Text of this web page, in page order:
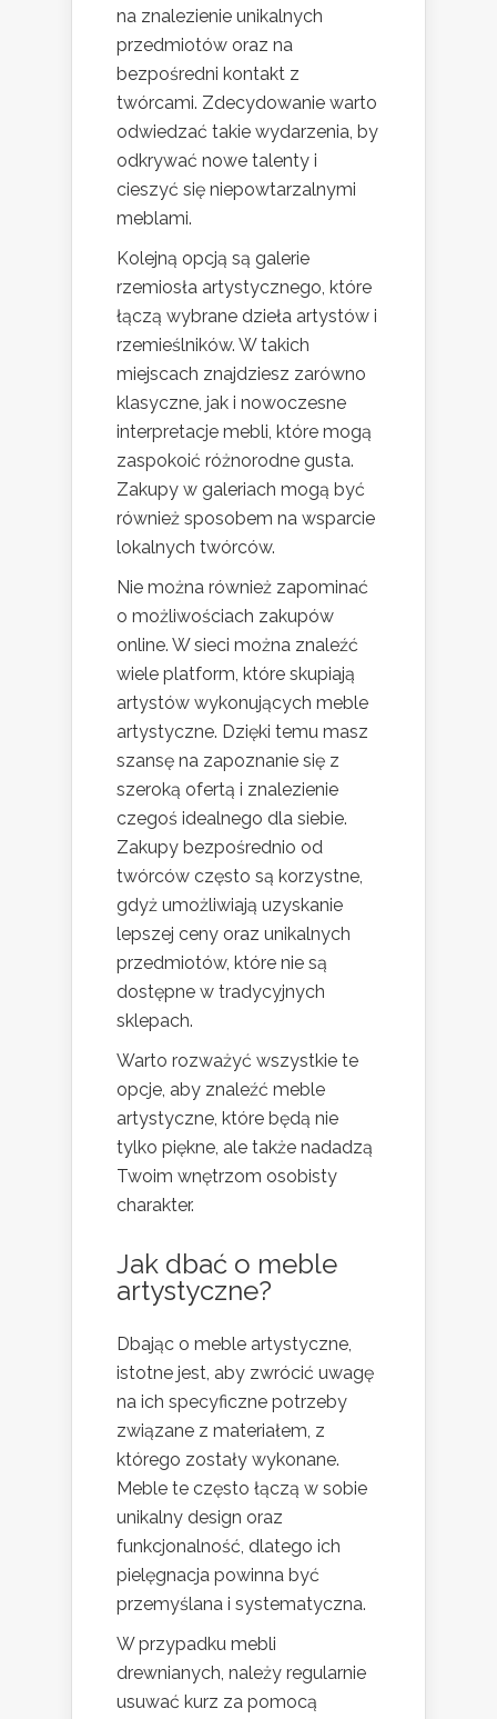
na znalezienie unikalnych
przedmiotów oraz na
bezpośredni kontakt z
twórcami. Zdecydowanie warto
odwiedzać takie wydarzenia, by
odkrywać nowe talenty i
cieszyć się niepowtarzalnymi
meblami.
Kolejną opcją są galerie
rzemiosła artystycznego, które
łączą wybrane dzieła artystów i
rzemieślników. W takich
miejscach znajdziesz zarówno
klasyczne, jak i nowoczesne
interpretacje mebli, które mogą
zaspokoić różnorodne gusta.
Zakupy w galeriach mogą być
również sposobem na wsparcie
lokalnych twórców.
Nie można również zapominać
o możliwościach zakupów
online. W sieci można znaleźć
wiele platform, które skupiają
artystów wykonujących meble
artystyczne. Dzięki temu masz
szansę na zapoznanie się z
szeroką ofertą i znalezienie
czegoś idealnego dla siebie.
Zakupy bezpośrednio od
twórców często są korzystne,
gdyż umożliwiają uzyskanie
lepszej ceny oraz unikalnych
przedmiotów, które nie są
dostępne w tradycyjnych
sklepach.
Warto rozważyć wszystkie te
opcje, aby znaleźć meble
artystyczne, które będą nie
tylko piękne, ale także nadadzą
Twoim wnętrzom osobisty
charakter.
Jak dbać o meble
artystyczne?
Dbając o meble artystyczne,
istotne jest, aby zwrócić uwagę
na ich specyficzne potrzeby
związane z materiałem, z
którego zostały wykonane.
Meble te często łączą w sobie
unikalny design oraz
funkcjonalność, dlatego ich
pielęgnacja powinna być
przemyślana i systematyczna.
W przypadku mebli
drewnianych, należy regularnie
usuwać kurz za pomocą